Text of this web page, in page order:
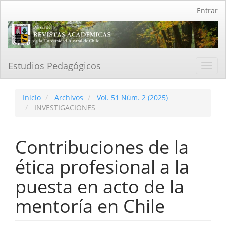
Contenido
principal
Barra
Entrar
Estudios Pedagógicos
Inicio Archivos
Vol. 51 Núm. 2 (2025)
INVESTIGACIONES
Contribuciones de la
ética profesional a la
puesta en acto de la
mentoría en Chile